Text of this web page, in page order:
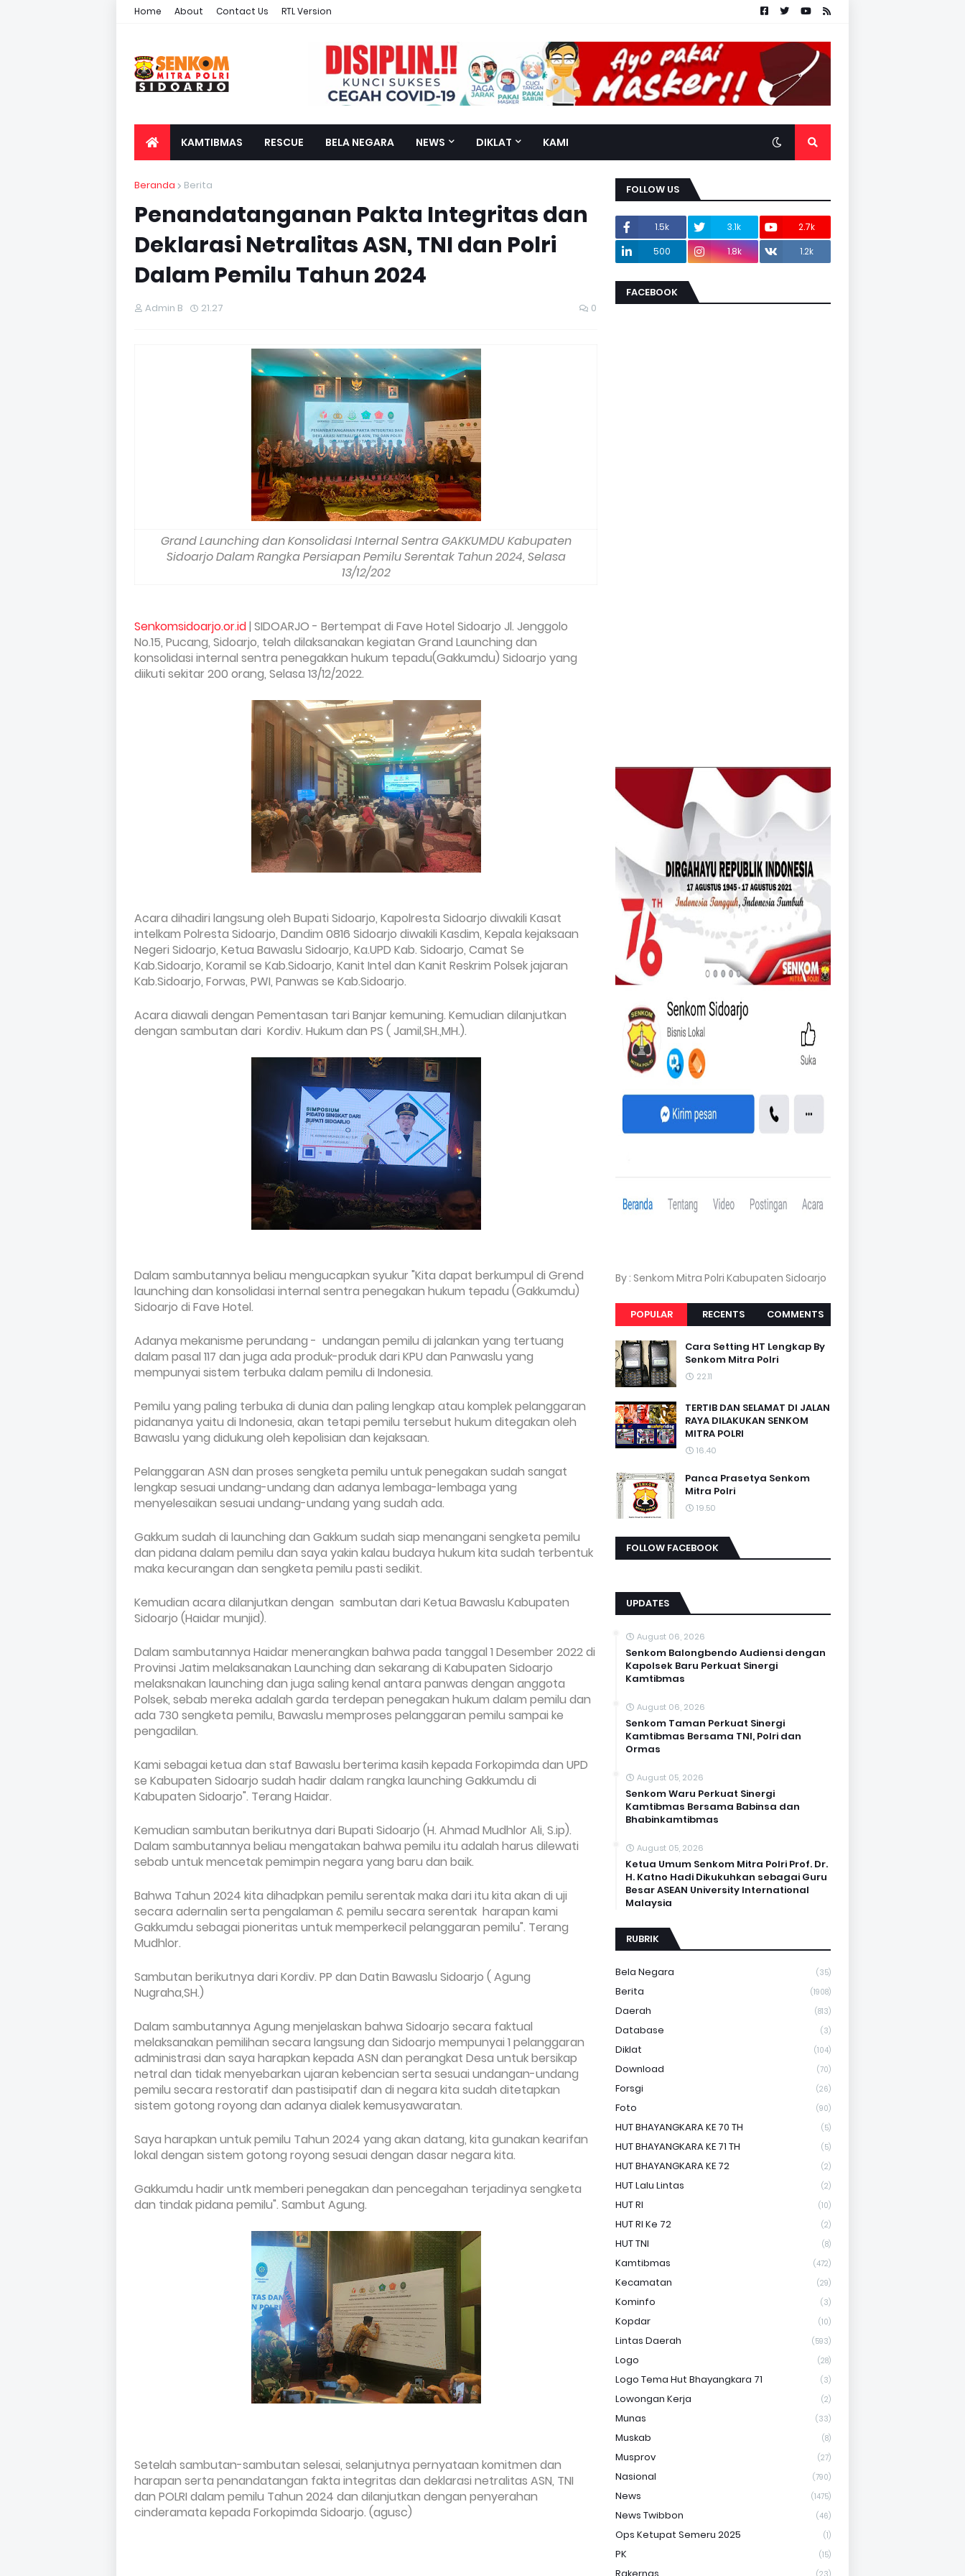
Home About Contact Us RTL Version
KAMTIBMAS RESCUE BELA NEGARA NEWS DIKLAT KAMI
Beranda Berita
Penandatanganan Pakta Integritas dan
Deklarasi Netralitas ASN, TNI dan Polri
Dalam Pemilu Tahun 2024
Admin B 21.27 0
Grand Launching dan Konsolidasi Internal Sentra GAKKUMDU Kabupaten
Sidoarjo Dalam Rangka Persiapan Pemilu Serentak Tahun 2024, Selasa
13/12/202
Senkomsidoarjo.or.id| SIDOARJO - Bertempat di Fave Hotel Sidoarjo Jl. Jenggolo
No.15, Pucang, Sidoarjo, telah dilaksanakan kegiatan Grand Launching dan
konsolidasi internal sentra penegakkan hukum tepadu(Gakkumdu) Sidoarjo yang
diikuti sekitar 200 orang, Selasa 13/12/2022.
Acara dihadiri langsung oleh Bupati Sidoarjo, Kapolresta Sidoarjo diwakili Kasat
intelkam Polresta Sidoarjo, Dandim 0816 Sidoarjo diwakili Kasdim, Kepala kejaksaan
Negeri Sidoarjo, Ketua Bawaslu Sidoarjo, Ka.UPD Kab. Sidoarjo, Camat Se
Kab.Sidoarjo, Koramil se Kab.Sidoarjo, Kanit Intel dan Kanit Reskrim Polsek jajaran
Kab.Sidoarjo, Forwas, PWI, Panwas se Kab.Sidoarjo.
Acara diawali dengan Pementasan tari Banjar kemuning. Kemudian dilanjutkan
dengan sambutan dari Kordiv. Hukum dan PS ( Jamil,SH.,MH.).
Dalam sambutannya beliau mengucapkan syukur "Kita dapat berkumpul di Grend
launching dan konsolidasi internal sentra penegakan hukum tepadu (Gakkumdu)
Sidoarjo di Fave Hotel.
Adanya mekanisme perundang - undangan pemilu di jalankan yang tertuang
dalam pasal 117 dan juga ada produk-produk dari KPU dan Panwaslu yang
mempunyai sistem terbuka dalam pemilu di Indonesia.
Pemilu yang paling terbuka di dunia dan paling lengkap atau komplek pelanggaran
pidananya yaitu di Indonesia, akan tetapi pemilu tersebut hukum ditegakan oleh
Bawaslu yang didukung oleh kepolisian dan kejaksaan.
Pelanggaran ASN dan proses sengketa pemilu untuk penegakan sudah sangat
lengkap sesuai undang-undang dan adanya lembaga-lembaga yang
menyelesaikan sesuai undang-undang yang sudah ada.
Gakkum sudah di launching dan Gakkum sudah siap menangani sengketa pemilu
dan pidana dalam pemilu dan saya yakin kalau budaya hukum kita sudah terbentuk
maka kecurangan dan sengketa pemilu pasti sedikit.
Kemudian acara dilanjutkan dengan sambutan dari Ketua Bawaslu Kabupaten
Sidoarjo (Haidar munjid).
Dalam sambutannya Haidar menerangkan bahwa pada tanggal 1 Desember 2022 di
Provinsi Jatim melaksanakan Launching dan sekarang di Kabupaten Sidoarjo
melaksnakan launching dan juga saling kenal antara panwas dengan anggota
Polsek, sebab mereka adalah garda terdepan penegakan hukum dalam pemilu dan
ada 730 sengketa pemilu, Bawaslu memproses pelanggaran pemilu sampai ke
pengadilan.
Kami sebagai ketua dan staf Bawaslu berterima kasih kepada Forkopimda dan UPD
se Kabupaten Sidoarjo sudah hadir dalam rangka launching Gakkumdu di
Kabupaten Sidoarjo". Terang Haidar.
Kemudian sambutan berikutnya dari Bupati Sidoarjo (H. Ahmad Mudhlor Ali, S.ip).
Dalam sambutannya beliau mengatakan bahwa pemilu itu adalah harus dilewati
sebab untuk mencetak pemimpin negara yang baru dan baik.
Bahwa Tahun 2024 kita dihadpkan pemilu serentak maka dari itu kita akan di uji
secara adernalin serta pengalaman & pemilu secara serentak harapan kami
Gakkumdu sebagai pioneritas untuk memperkecil pelanggaran pemilu". Terang
Mudhlor.
Sambutan berikutnya dari Kordiv. PP dan Datin Bawaslu Sidoarjo ( Agung
Nugraha,SH.)
Dalam sambutannya Agung menjelaskan bahwa Sidoarjo secara faktual
melaksanakan pemilihan secara langsung dan Sidoarjo mempunyai 1 pelanggaran
administrasi dan saya harapkan kepada ASN dan perangkat Desa untuk bersikap
netral dan tidak menyebarkan ujaran kebencian serta sesuai undangan-undang
pemilu secara restoratif dan pastisipatif dan di negara kita sudah ditetapkan
sistem gotong royong dan adanya dialek kemusyawaratan.
Saya harapkan untuk pemilu Tahun 2024 yang akan datang, kita gunakan kearifan
lokal dengan sistem gotong royong sesuai dengan dasar negara kita.
Gakkumdu hadir untk memberi penegakan dan pencegahan terjadinya sengketa
dan tindak pidana pemilu". Sambut Agung.
Setelah sambutan-sambutan selesai, selanjutnya pernyataan komitmen dan
harapan serta penandatangan fakta integritas dan deklarasi netralitas ASN, TNI
dan POLRI dalam pemilu Tahun 2024 dan dilanjutkan dengan penyerahan
cinderamata kepada Forkopimda Sidoarjo. (agusc)
FOLLOW US
1.5k 3.1k
2.7k
500
1.8k 1.2k
FACEBOOK
By : Senkom Mitra Polri Kabupaten Sidoarjo
POPULAR RECENTS COMMENTS
Cara Setting HT Lengkap By
Senkom Mitra Polri
22.11
TERTIB DAN SELAMAT DI JALAN
RAYA DILAKUKAN SENKOM
MITRA POLRI
16.40
Panca Prasetya Senkom
Mitra Polri
19.50
FOLLOW FACEBOOK
UPDATES
August 06, 2026
Senkom Balongbendo Audiensi dengan
Kapolsek Baru Perkuat Sinergi
Kamtibmas
August 06, 2026
Senkom Taman Perkuat Sinergi
Kamtibmas Bersama TNI, Polri dan
Ormas
August 05, 2026
Senkom Waru Perkuat Sinergi
Kamtibmas Bersama Babinsa dan
Bhabinkamtibmas
August 05, 2026
Ketua Umum Senkom Mitra Polri Prof. Dr.
H. Katno Hadi Dikukuhkan sebagai Guru
Besar ASEAN University International
Malaysia
RUBRIK
Bela Negara (35)
Berita (1908)
Daerah (813)
Database (3)
Diklat (104)
Download (70)
Forsgi (26)
Foto (90)
HUT BHAYANGKARA KE 70 TH (5)
HUT BHAYANGKARA KE 71 TH (5)
HUT BHAYANGKARA KE 72 (2)
HUT Lalu Lintas (2)
HUT RI (10)
HUT RI Ke 72 (2)
HUT TNI (8)
Kamtibmas (472)
Kecamatan (29)
Kominfo (3)
Kopdar (10)
Lintas Daerah (593)
Logo (28)
Logo Tema Hut Bhayangkara 71 (3)
Lowongan Kerja (2)
Munas (33)
Muskab (8)
Musprov (27)
Nasional (790)
News (1475)
News Twibbon (46)
Ops Ketupat Semeru 2025 (1)
PK (15)